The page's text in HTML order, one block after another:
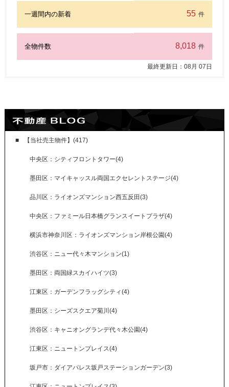
一週間内の新着 55 件
全物件数 8,018 件
最終更新日：08月07 日
【当社売主物件】(417)
中央区：シティフロントタワー(4)
墨田区：マイキャッスル両国エクセレントステージ(4)
品川区：ライオンズマンション西五反田(3)
中央区：ファミール日本橋グランスイートプラザ(4)
横浜市神奈川区：ライオンズマンション岸根公園(4)
渋谷区：ニュー代々木マンション(1)
墨田区：両国緑スカイハイツ(3)
江東区：ガーデンフラッグシティ(4)
墨田区：シーズスクエア菊川(4)
渋谷区：キャニオングランデ代々木公園(4)
江東区：ニュートンプレイス(4)
坂戸市：ダイアパレス坂戸ステーションガーデン(3)